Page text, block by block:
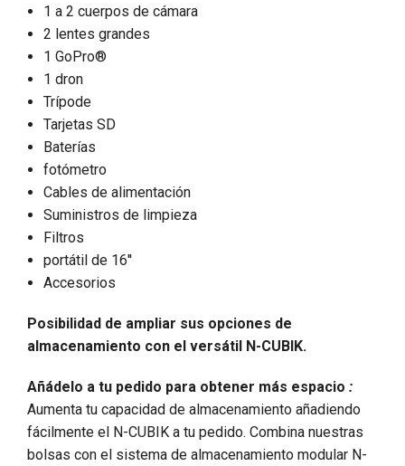
1 a 2 cuerpos de cámara
2 lentes grandes
1 GoPro®
1 dron
Trípode
Tarjetas SD
Baterías
fotómetro
Cables de alimentación
Suministros de limpieza
Filtros
portátil de 16''
Accesorios
Posibilidad de ampliar sus opciones de
almacenamiento con el versátil N-CUBIK.
Añádelo a tu pedido para obtener más espacio :
Aumenta tu capacidad de almacenamiento añadiendo
fácilmente el N-CUBIK a tu pedido. Combina nuestras
bolsas con el sistema de almacenamiento modular N-